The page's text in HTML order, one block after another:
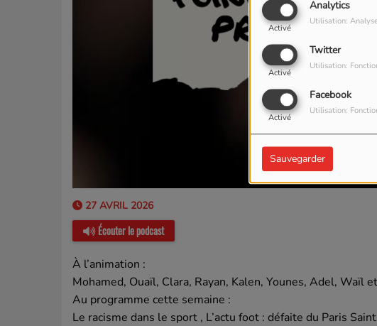
Analytics
Activé
Utilisation:
Twitter
Activé
Utilisation:
Facebook
Activé
Utilisation:
Sauvegarder
27 AVRIL 2026
Écouter le podcast
À l’animation :
Mohamed, Ouaïl, Clara, Rayan, Kalen, Younes, Adel, Waïl
Au programme cette semaine :
Le racisme dans le sport , L’actu foot : défaite du Paris